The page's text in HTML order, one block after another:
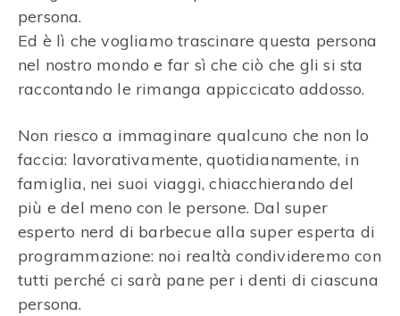
persona.
Ed è lì che vogliamo trascinare questa persona
nel nostro mondo e far sì che ciò che gli si sta
raccontando le rimanga appiccicato addosso.
Non riesco a immaginare qualcuno che non lo
faccia: lavorativamente, quotidianamente, in
famiglia, nei suoi viaggi, chiacchierando del
più e del meno con le persone. Dal super
esperto nerd di barbecue alla super esperta di
programmazione: noi realtà condivideremo con
tutti perché ci sarà pane per i denti di ciascuna
persona.